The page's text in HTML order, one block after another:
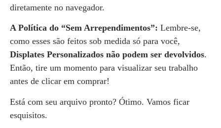
diretamente no navegador.
A Política do “Sem Arrependimentos”: Lembre-se,
como esses são feitos sob medida só para você,
Displates Personalizados não podem ser devolvidos.
Então, tire um momento para visualizar seu trabalho
antes de clicar em comprar!
Está com seu arquivo pronto? Ótimo. Vamos ficar
esquisitos.